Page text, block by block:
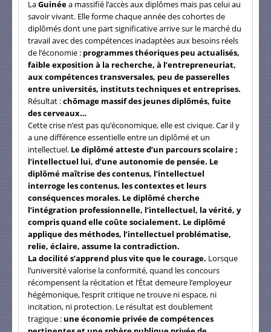
LaGuinéea massifié l’accès aux diplômes mais pas celui au
savoir vivant. Elle forme chaque année des cohortes de
diplômés dont une part significative arrive sur le marché du
travail avec des compétences inadaptées aux besoins réels
de l’économie : programmes théoriques peu actualisés,
faible exposition à la recherche, à l’entrepreneuriat,
aux compétences transversales, peu de passerelles
entre universités, instituts techniques et entreprises.
Résultat :chômage massif des jeunes diplômés, fuite
des cerveaux…
Cette crise n’est pas qu’économique, elle est civique. Car il y
a une différence essentielle entre un diplômé et un
intellectuel. Le diplômé atteste d’un parcours scolaire ;
l’intellectuel lui, d’une autonomie de pensée. Le
diplômé maîtrise des contenus, l’intellectuel
interroge les contenus, les contextes et leurs
conséquences morales. Le diplômé cherche
l’intégration professionnelle, l’intellectuel, la vérité, y
compris quand elle coûte socialement. Le diplômé
applique des méthodes, l’intellectuel problématise,
relie, éclaire, assume la contradiction.
La docilité s’apprend plus vite que le courage. Lorsque
l’université valorise la conformité, quand les concours
récompensent la récitation et l’État demeure l’employeur
hégémonique, l’esprit critique ne trouve ni espace, ni
incitation, ni protection. Le résultat est doublement
tragique : une économie privée de compétences